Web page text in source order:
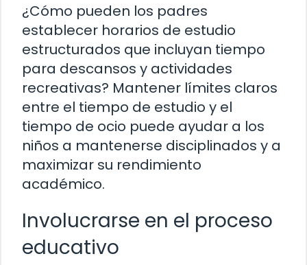
¿Cómo pueden los padres
establecer horarios de estudio
estructurados que incluyan tiempo
para descansos y actividades
recreativas? Mantener límites claros
entre el tiempo de estudio y el
tiempo de ocio puede ayudar a los
niños a mantenerse disciplinados y a
maximizar su rendimiento
académico.
Involucrarse en el proceso
educativo